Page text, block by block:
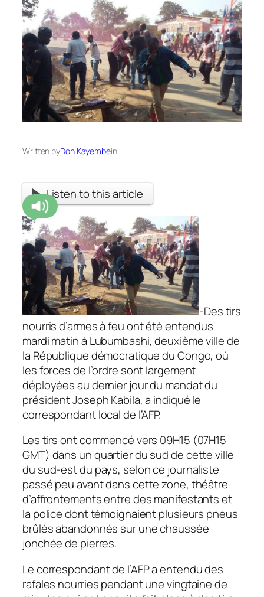
Written byDon Kayembein
Listen to this article
-Des tirs
nourris d’armes à feu ont été entendus
mardi matin à Lubumbashi, deuxième ville de
la République démocratique du Congo, où
les forces de l’ordre sont largement
déployées au dernier jour du mandat du
président Joseph Kabila, a indiqué le
correspondant local de l’AFP.
Les tirs ont commencé vers 09H15 (07H15
GMT) dans un quartier du sud de cette ville
du sud-est du pays, selon ce journaliste
passé peu avant dans cette zone, théâtre
d’affrontements entre des manifestants et
la police dont témoignaient plusieurs pneus
brûlés abandonnés sur une chaussée
jonchée de pierres.
Le correspondant de l’AFP a entendu des
rafales nourries pendant une vingtaine de